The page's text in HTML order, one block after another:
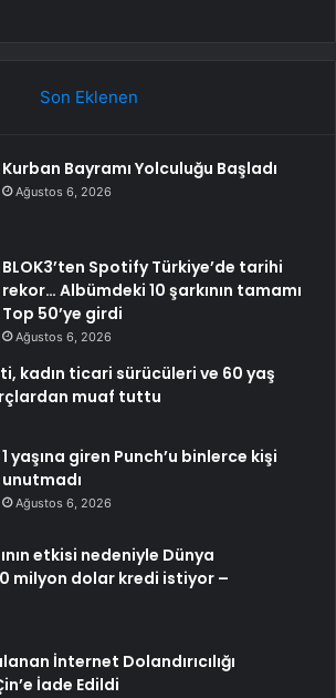
Son Eklenen
Kurban Bayramı Yolculuğu Başladı
Ağustos 6, 2026
BLOK3’ten Spotify Türkiye’de tarihi
rekor… Albümdeki 10 şarkının tamamı
Top 50’ye girdi
Ağustos 6, 2026
kadın ticari sürücüleri ve 60 yaş
muaf tuttu
1 yaşına giren Punch’u binlerce kişi
unutmadı
Ağustos 6, 2026
etkisi nedeniyle Dünya
milyon dolar kredi istiyor –
İnternet Dolandırıcılığı
İade Edildi